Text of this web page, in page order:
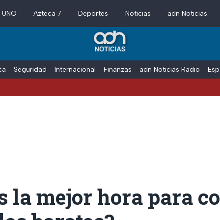
Azteca 7 Deportes Noticias adn Noticias
Seguridad Internacional Finanzas adn Noticias Radio
la mejor hora para